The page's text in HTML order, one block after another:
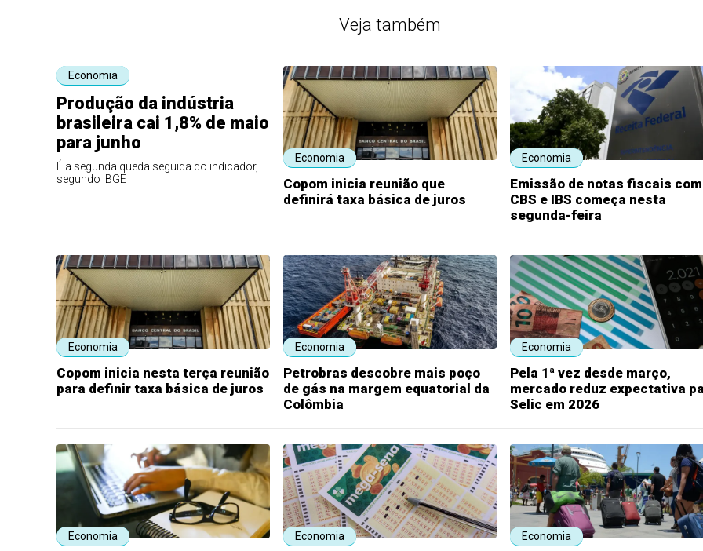
Veja também
Economia
Produção da indústria
brasileira cai 1,8% de maio
para junho
É a segunda queda seguida do indicador,
segundo IBGE
Economia
Copom inicia reunião que
definirá taxa básica de juros
Economia
Emissão de notas fiscais com
CBS e IBS começa nesta
segunda-feira
Economia
Copom inicia nesta terça reunião
para definir taxa básica de juros
Economia
Petrobras descobre mais poço
de gás na margem equatorial da
Colômbia
Economia
Pela 1ª vez desde março,
mercado reduz expectativa
Selic em 2026
Economia Economia Economia